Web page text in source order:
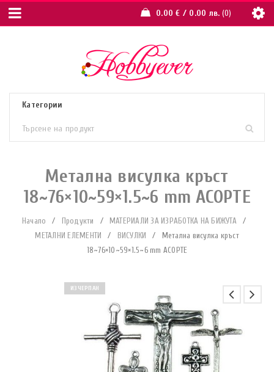
0.00€ / 0.00 лв. 0
Метална висулка кръст
18~76×10~59×1.5~6 mm АСОРТЕ
Начало / Продукти / МАТЕРИАЛИ ЗА ИЗРАБОТКА НА БИЖУТА
/
МЕТАЛНИ ЕЛЕМЕНТИ
/ ВИСУЛКИ /
Метална висулка кръст
18~76×10~59×1.5~6 mm АСОРТЕ
ИЗЧЕРПАН